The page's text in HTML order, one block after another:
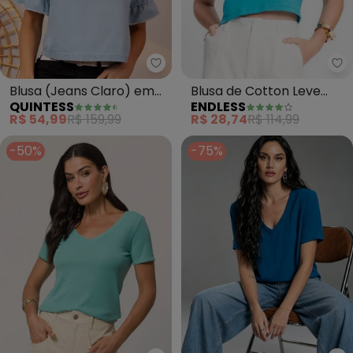
Quintess - Blusa (Jeans Claro)
Blusa (Jeans Claro) em
Jeans Leve
QUINTESS
R$ 54,99R$ 159,99
Blusa de Cotton Leve
Feminina (Azul)
ENDLESS
R$ 28,74R$ 114,99
-50%
-75%